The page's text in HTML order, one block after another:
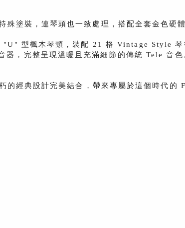
裝，連琴頭也一致處理，搭配全套金色硬體
"U" 型楓木琴頸，裝配 21 格 Vintage Style
，完整呈現溫暖且充滿細節的傳統 Tele 音色
經典設計完美結合，帶來專屬於這個時代的